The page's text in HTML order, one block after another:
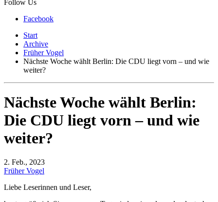
Follow Us
Facebook
Start
Archive
Früher Vogel
Nächste Woche wählt Berlin: Die CDU liegt vorn – und wie
weiter?
Nächste Woche wählt Berlin:
Die CDU liegt vorn – und wie
weiter?
2. Feb., 2023
Früher Vogel
Liebe Leserinnen und Leser,